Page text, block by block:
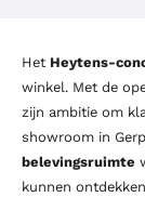
Het Heytens-
winkel. Met de
zijn ambitie om
showroom in
belevingsruimte
kunnen